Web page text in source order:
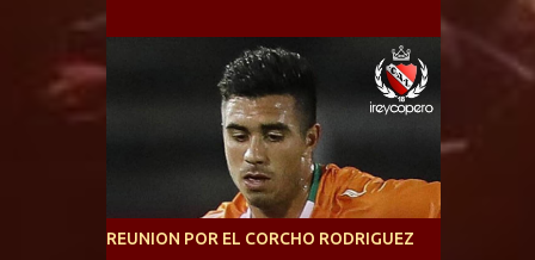
reúna tantos logros deportivos, tantos
clubes y tanta gente en este deporte”,
afirmó Facundo Moyano. “Creo que
Defensa y Justicia o Lanús, dadas estás dos
condiciones el Rey de Copas se clasifica a la
Copa Sudamericana de este 2021. En este
año, la Sudamericana sufrirá modificaciones
en su formato, que iniciará en fase de grupos
con 6 partidos, de los cuales sólo los
primeros de cada grupo jugarán los 8vos.
REUNION POR EL CORCHO RODRIGUEZ